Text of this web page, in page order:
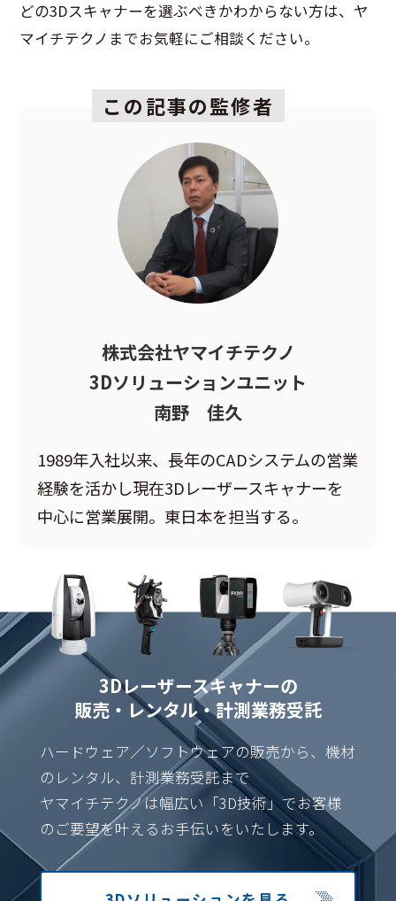
どの3Dスキャナーを選ぶべきかわからない方は、ヤ
マイチテクノまでお気軽にご相談ください。
この記事の監修者
株式会社ヤマイチテクノ
3Dソリューションユニット
南野 佳久
1989年入社以来、長年のCADシステムの営業
経験を活かし現在3Dレーザースキャナーを
中心に営業展開。東日本を担当する。
3Dレーザースキャナーの
販売・レンタル・計測業務受託
ハードウェア／ソフトウェアの販売から、機材
のレンタル、計測業務受託まで
ヤマイチテクノは幅広い「3D技術」でお客様
のご要望を叶えるお手伝いをいたします。